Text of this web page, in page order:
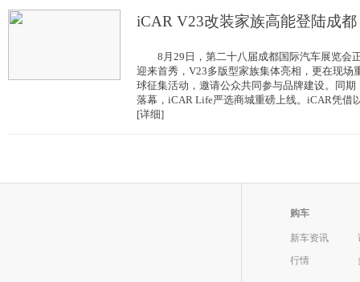
iCAR V23改装家族高能登陆成都
8月29日，第二十八届成都国际汽车展览会
迎来首秀，V23多版型家族集体亮相，更在现场
球征集活动，邀请公众共同参与品牌建设。同
落幕，iCAR Life严选商城重磅上线。iCAR凭借
[详细]
购车
新车资讯
行情